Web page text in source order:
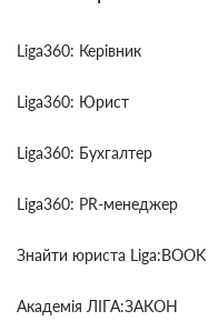
Liga360: Керівник
Liga360: Юрист
Liga360: Бухгалтер
Liga360: PR-менеджер
Знайти юриста Liga:BOOK
Академія ЛІГА:ЗАКОН